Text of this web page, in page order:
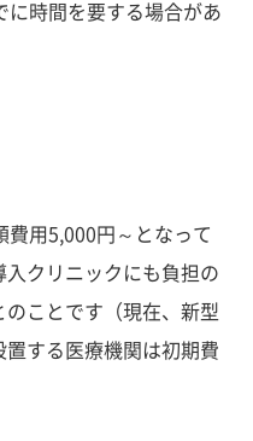
に時間を要する場合があ
費用5,000円～となって
クリニックにも負担の
ことです（現在、新型
する医療機関は初期費